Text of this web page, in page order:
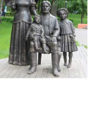
Пушкина
Хубэй
в магазине…